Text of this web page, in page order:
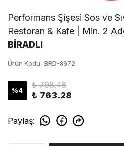
Performans Şişesi Sos ve
Restoran & Kafe | Min. 2
BİRADLI
Ürün Kodu: BRD-8672
%4
₺ 798.48
₺ 763.28
Paylaş: